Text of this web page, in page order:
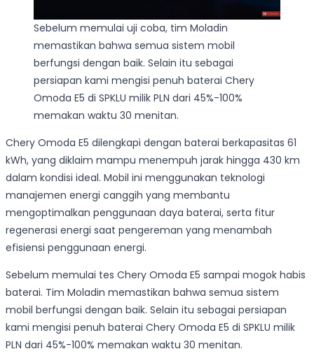
Sebelum memulai uji coba, tim Moladin
memastikan bahwa semua sistem mobil
berfungsi dengan baik. Selain itu sebagai
persiapan kami mengisi penuh baterai Chery
Omoda E5 di SPKLU milik PLN dari 45%-100%
memakan waktu 30 menitan.
Chery Omoda E5 dilengkapi dengan baterai berkapasitas 61
kWh, yang diklaim mampu menempuh jarak hingga 430 km
dalam kondisi ideal. Mobil ini menggunakan teknologi
manajemen energi canggih yang membantu
mengoptimalkan penggunaan daya baterai, serta fitur
regenerasi energi saat pengereman yang menambah
efisiensi penggunaan energi.
Sebelum memulai tes Chery Omoda E5 sampai mogok habis
baterai. Tim Moladin memastikan bahwa semua sistem
mobil berfungsi dengan baik. Selain itu sebagai persiapan
kami mengisi penuh baterai Chery Omoda E5 di SPKLU milik
PLN dari 45%-100% memakan waktu 30 menitan.